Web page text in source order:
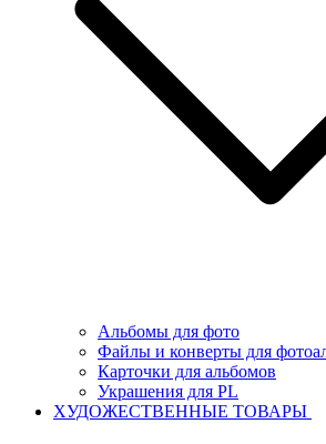
Альбомы для фото
Файлы и конверты для
Карточки для альбомов
Украшения для PL
ХУДОЖЕСТВЕННЫЕ ТОВАРЫ